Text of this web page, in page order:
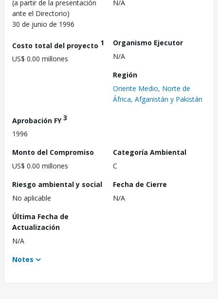
(a partir de la presentación
ante el Directorio)
30 de junio de 1996
N/A
Costo total del proyecto 1
US$ 0.00 millones
Organismo Ejecutor
N/A
Región
Oriente Medio, Norte de
África, Afganistán y Pakistán
Aprobación FY3
1996
Monto del Compromiso
US$ 0.00 millones
Categoría Ambiental
C
Riesgo ambiental y social
No aplicable
Fecha de Cierre
N/A
Última Fecha de
Actualización
N/A
Notes